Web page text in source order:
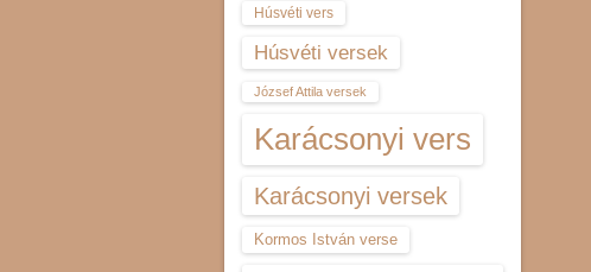
Húsvéti vers
Húsvéti versek
József Attila versek
Karácsonyi vers
Karácsonyi versek
Kormos István verse